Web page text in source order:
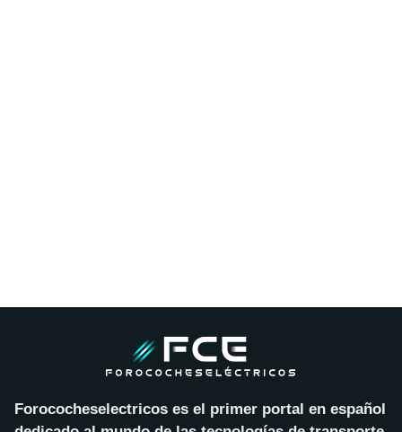
Forococheselectricos es el primer portal en español